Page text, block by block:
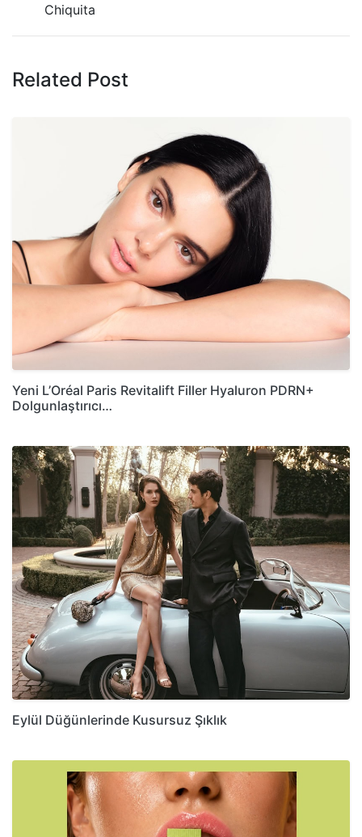
Chiquita
Related Post
Yeni L’Oréal Paris Revitalift Filler Hyaluron PDRN+
Dolgunlaştırıcı…
Eylül Düğünlerinde Kusursuz Şıklık